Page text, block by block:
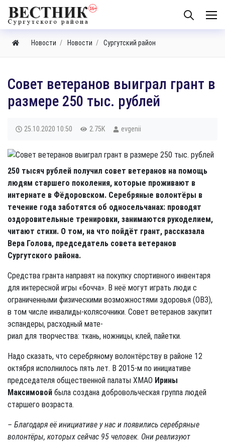
Новости Новости Сургутский район
Совет ветеранов выиграл грант в
размере 250 тыс. рублей
25.10.2020 10:50 2.75K evgenii
250 тысяч рублей получил совет ветеранов на помощь
людям старшего поколения, которые проживают в
интернате в Фёдоровском. Серебряные волонтёры в
течение года заботятся об односельчанах: проводят
оздоровительные тренировки, занимаются рукоделием,
читают стихи. О том, на что пойдёт грант, рассказала
Вера Голова, председатель совета ветеранов
Сургутского района.
Средства гранта направят на покупку спортивного инвентаря
для интересной игры «бочча». В неё могут играть люди с
ограниченными физическими возможностями здоровья (ОВЗ),
в том числе инвалиды-колясочники. Совет ветеранов закупит
эспандеры, расходный мате-
риал для творчества: ткань, ножницы, клей, пайетки.
Надо сказать, что серебряному волонтёрству в районе 12
октября исполнилось пять лет. В 2015-м по инициативе
председателя общественной палаты ХМАО Ирины
Максимовой была создана добровольческая группа людей
старшего возраста.
– Благодаря её инициативе у нас и появились серебряные
волонтёры, которых сейчас 95 человек. Они реализуют